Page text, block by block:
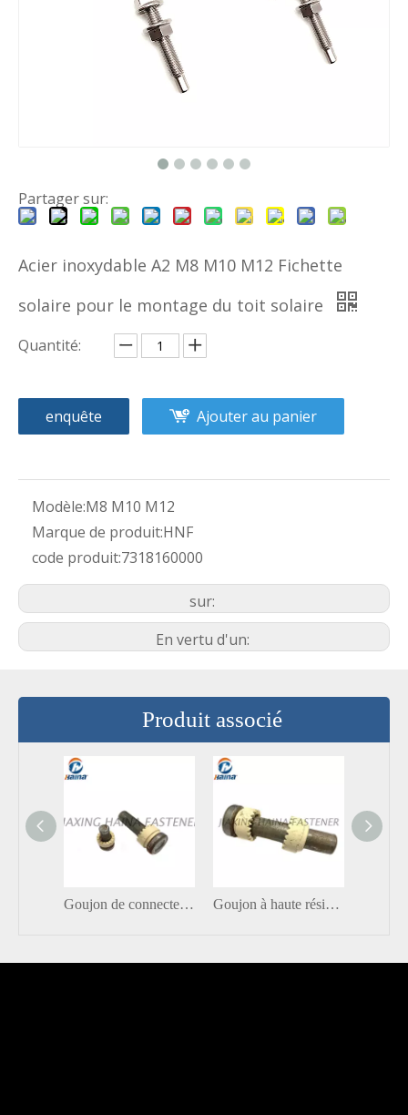
Partager sur:
Acier inoxydable A2 M8 M10 M12 Fichette
solaire pour le montage du toit solaire
Quantité:
enquête Ajouter au panier
Modèle:M8 M10 M12
Marque de produit:HNF
code produit:7318160000
sur:
En vertu d'un:
Produit associé
Goujon de connecteur de cisaillement à haute résistance avec virole en céramique Goujon à haute résistance de connecteur de cisaillement avec la norme OIN 13918 Type : SD